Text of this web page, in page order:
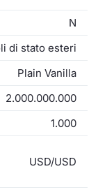
N
di stato esteri
Plain Vanilla
2.000.000.000
1.000
USD/USD